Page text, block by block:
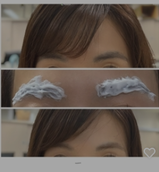
ても満足できる買い物で、次回もリピー
トする予定です！⭐️